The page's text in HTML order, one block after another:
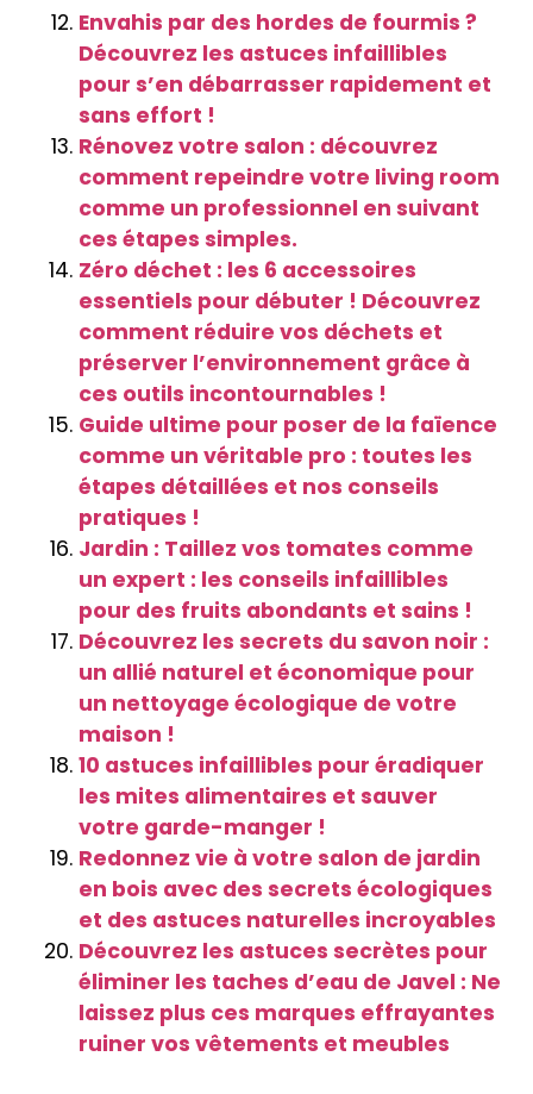
Envahis par des hordes de fourmis ?
Découvrez les astuces infaillibles
pour s’en débarrasser rapidement et
sans effort !
Rénovez votre salon : découvrez
comment repeindre votre living room
comme un professionnel en suivant
ces étapes simples.
Zéro déchet : les 6 accessoires
essentiels pour débuter ! Découvrez
comment réduire vos déchets et
préserver l’environnement grâce à
ces outils incontournables !
Guide ultime pour poser de la faïence
comme un véritable pro : toutes les
étapes détaillées et nos conseils
pratiques !
Jardin : Taillez vos tomates comme
un expert : les conseils infaillibles
pour des fruits abondants et sains !
Découvrez les secrets du savon noir :
un allié naturel et économique pour
un nettoyage écologique de votre
maison !
10 astuces infaillibles pour éradiquer
les mites alimentaires et sauver
votre garde-manger !
Redonnez vie à votre salon de jardin
en bois avec des secrets écologiques
et des astuces naturelles incroyables
Découvrez les astuces secrètes pour
éliminer les taches d’eau de Javel : Ne
laissez plus ces marques effrayantes
ruiner vos vêtements et meubles